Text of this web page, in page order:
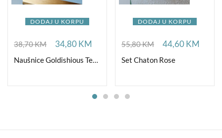
DODAJ U KORPU
38,70KM 34,80KM
Naušnice Goldishious TearDrop
DODAJ U KORPU
55,80KM 44,60KM
Set Chaton Rose